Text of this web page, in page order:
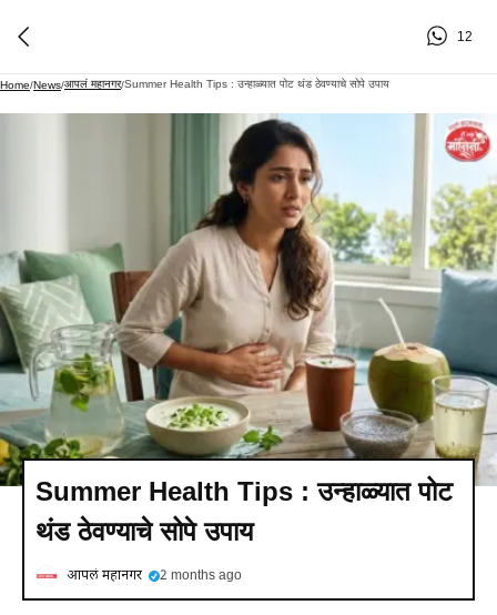
12
Home/News/आपलं महानगर/Summer Health Tips : उन्हाळ्यात पोट थंड ठेवण्याचे सोपे उपाय
Summer Health Tips : उन्हाळ्यात पोट
थंड ठेवण्याचे सोपे उपाय
आपलं महानगर 2 months ago